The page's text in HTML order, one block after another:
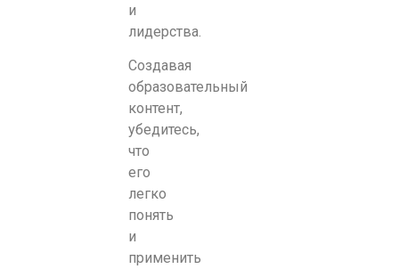
и
лидерства.
Создавая
образовательный
контент,
убедитесь,
что
его
легко
понять
и
применить